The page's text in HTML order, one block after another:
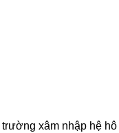
xâm nhập hệ hô